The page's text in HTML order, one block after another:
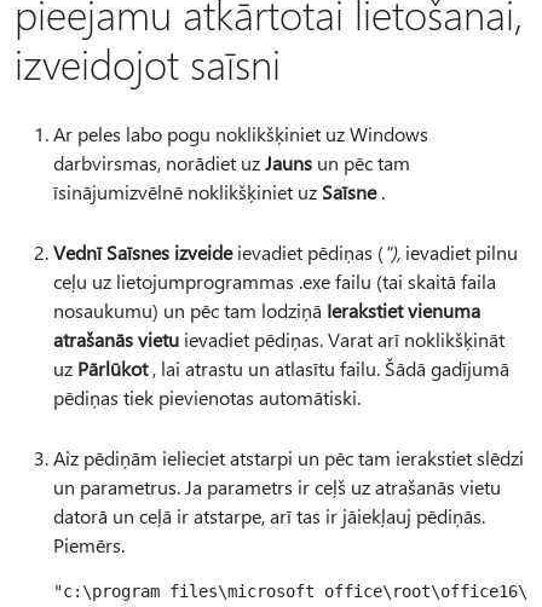
pieejamu atkārtotai lietošanai,
izveidojot saīsni
Ar peles labo pogu noklikšķiniet uz Windows
darbvirsmas, norādiet uzJauns un pēc tam
īsinājumizvēlnē noklikšķiniet uz Saīsne.
Vednī Saīsnes izveideievadiet pēdiņas ("), ievadiet pilnu
ceļu uz lietojumprogrammas .exe failu (tai skaitā faila
nosaukumu) un pēc tam lodziņā Ierakstiet vienuma
atrašanās vietu ievadiet pēdiņas. Varat arī noklikšķināt
uz Pārlūkot, lai atrastu un atlasītu failu. Šādā gadījumā
pēdiņas tiek pievienotas automātiski.
Aiz pēdiņām ielieciet atstarpi un pēc tam ierakstiet slēdzi
un parametrus. Ja parametrs ir ceļš uz atrašanās vietu
datorā un ceļā ir atstarpe, arī tas ir jāiekļauj pēdiņās.
Piemērs.
"c:\program files\microsoft